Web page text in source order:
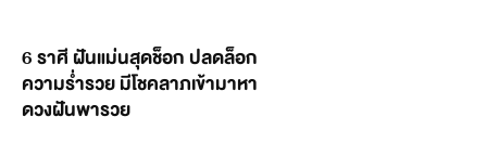
6 ราศี ฝันแม่นสุดช็อก ปลดล็อก
ความร่ำรวย มีโชคลาภเข้ามาหา
ดวงฝันพารวย